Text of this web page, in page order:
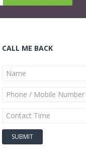
CALL ME BACK